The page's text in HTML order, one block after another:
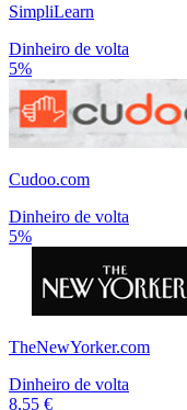
SimpliLearn
Dinheiro de volta
5%
Cudoo.com
Dinheiro de volta
5%
TheNewYorker.com
Dinheiro de volta
8,55 €